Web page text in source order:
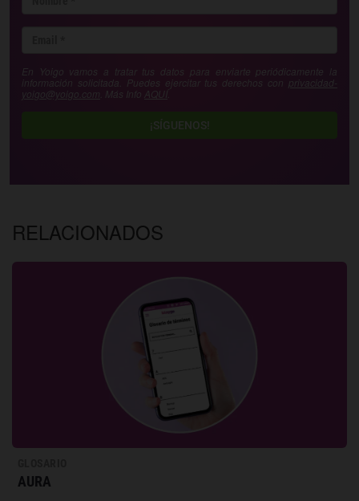
En Yoigo vamos a tratar tus datos para enviarte periódicamente la
información solicitada. Puedes ejercitar tus derechos con privacidad-
yoigo@yoigo.com . Más Info AQUÍ
¡SÍGUENOS!
RELACIONADOS
AURA